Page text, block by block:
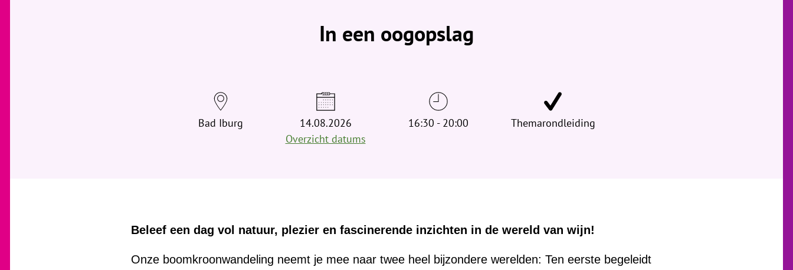
i
In een oogopslag
Bad Iburg
14.08.2026
Overzicht datums
16:30 - 20:00 Themarondleiding
Beleef een dag vol natuur, plezier en fascinerende inzichten in de wereld van wijn!
Onze boomkroonwandeling neemt je mee naar twee heel bijzondere werelden: Ten eerste begeleidt